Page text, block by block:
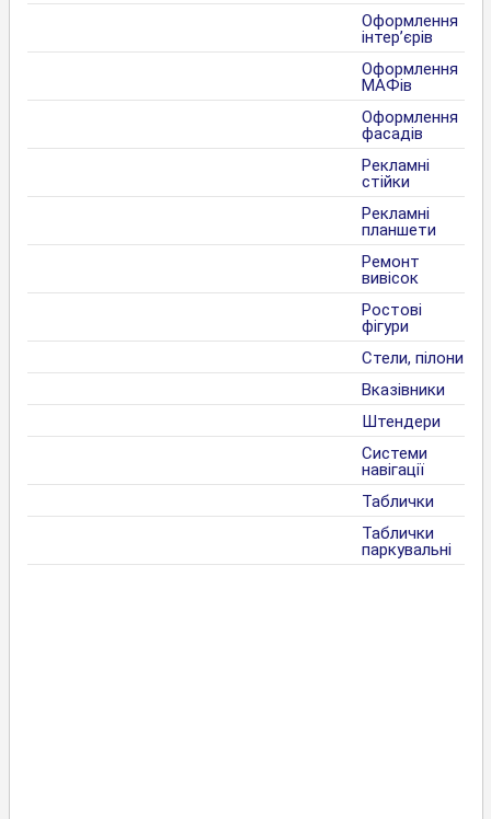
Оформлення
інтер’єрів
Оформлення
МАФів
Оформлення
фасадів
Рекламні
стійки
Рекламні
планшети
Ремонт
вивісок
Ростові
фігури
Стели, пілони
Вказівники
Штендери
Системи
навігації
Таблички
Таблички
паркувальні